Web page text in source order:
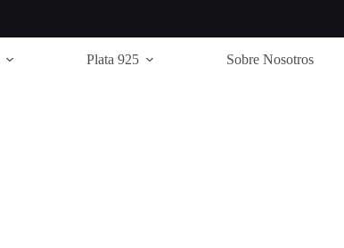
Plata 925 Sobre Nosotros